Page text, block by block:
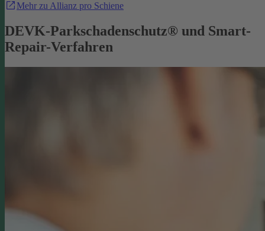
Mehr zu Allianz pro Schiene
DEVK-Parkschadenschutz® und Smart-
Repair-Verfahren